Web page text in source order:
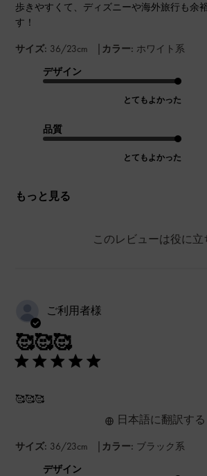
歩きやすくて、ディズニーや海外旅行も余
す！
サイズ: 36/23cm | カラー: ホワイト系
デザイン
とてもよかった
品質
とてもよかった
もっと見る
このレビューは役に立
ご利用者様
🥰🥰🥰
🥰🥰🥰
サイズ: 36/23cm | カラー: ブラック系
デザイン
日本語に翻訳する